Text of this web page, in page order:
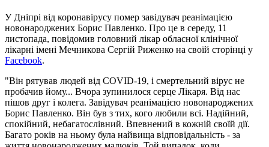
У Дніпрі від коронавірусу помер завідувач реанімацією
новонароджених Борис Павленко. Про це в середу, 11
листопада, повідомив головний лікар обласної клінічної
лікарні імені Мечникова Сергій Риженко на своїй сторінці у
Facebook.
"Він рятував людей від COVID-19, і смертельний вірус не
пробачив йому... Вчора зупинилося серце Лікаря. Від нас
пішов друг і колега. Завідувач реанімацією новонароджених
Борис Павленко. Він був з тих, кого любили всі. Надійний,
спокійний, небагатослівний. Впевнений в кожній своїй дії.
Багато років на ньому була найвища відповідальність - за